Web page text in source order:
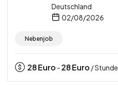
Deutschland
02/08/2026
Nebenjob
28Euro - 28Euro / Stunde